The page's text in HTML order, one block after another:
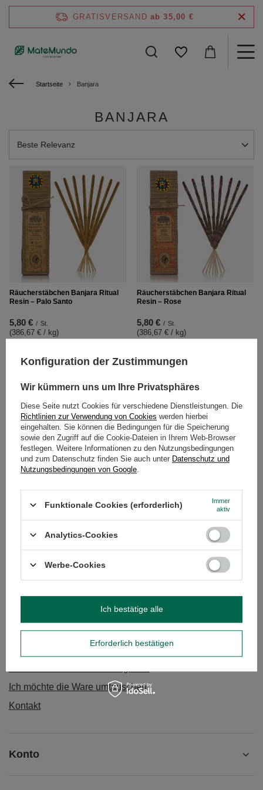
GRATISVERSAND ab 35,00 €
Startseite Banjara
BANJARA
Sortierung ändern
Beste Relevanz
Räucherstäbchen Banjara Ritual
Resin – Palo Santo
5,80 € / St.
(386,67 € / kg)
Räucherstäbchen Banjara Ritual
Resin – Rose
5,80 € / St.
(386,67 € / kg)
Resin – Sandalwood
5,80 € St. 5,80 € / St.
Track-Paket
Ich möchte die Ware reklamieren
Ich möchte die Ware umtauschen
Kontakt
Konto
Konfiguration der Zustimmungen
Wir kümmern uns um Ihre Privatsphäres
Diese Seite nutzt Cookies für verschiedene Dienstleistungen. Die
Richtlinien zur Verwendung von Cookies werden hierbei
eingehalten. Sie können die Bedingungen für die Speicherung
sowie den Zugriff auf die Cookie-Dateien in Ihrem Web-Browser
festlegen. Weitere Informationen zu den Nutzungsbedingungen
und zum Datenschutz finden Sie auch unter Datenschutz und
Nutzungsbedingungen von Google
Funktionale Cookies (erforderlich)
Immer
aktiv
Analytics-Cookies
Werbe-Cookies
Erforderlich bestätigen
Ich bestätige alle